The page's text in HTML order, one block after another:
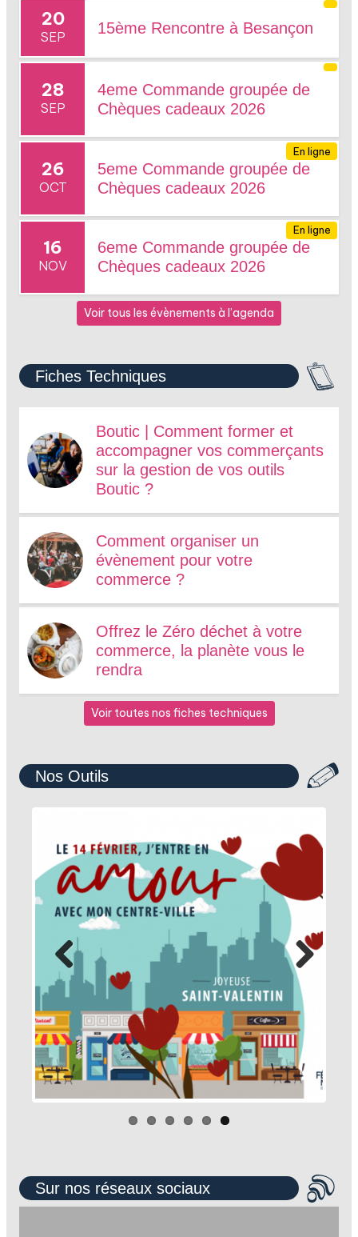
20
SEP 15ème Rencontre à Besançon
28
SEP
4eme Commande groupée de
Chèques cadeaux 2026
26
OCT
5eme Commande groupée de
Chèques cadeaux 2026
En ligne
16
NOV
6eme Commande groupée de
Chèques cadeaux 2026
En ligne
Voir tous les évènements à l’agenda
Fiches Techniques
Boutic | Comment former et
accompagner vos commerçants
sur la gestion de vos outils
Boutic ?
Comment organiser un
évènement pour votre
commerce ?
Offrez le Zéro déchet à votre
commerce, la planète vous le
rendra
Voir toutes nos fiches techniques
Nos Outils
Sur nos réseaux sociaux